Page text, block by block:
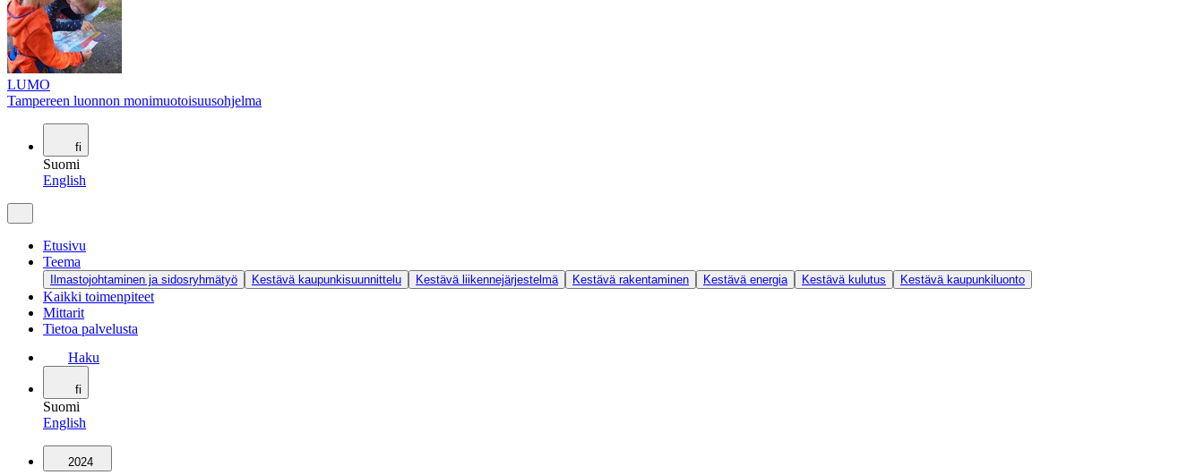
LUMO
Tampereen luonnon monimuotoisuusohjelma
fi
Suomi
English
Etusivu
Teema
Ilmastojohtaminen ja sidosryhmätyö Kestävä kaupunkisuunnittelu Kestävä liikennejärjestelmä Kestävä rakentaminen Kestävä energia Kestävä kulutus Kestävä kaupunkiluonto
Kaikki toimenpiteet
Mittarit
Tietoa palvelusta
Haku
fi
Suomi
English
2024